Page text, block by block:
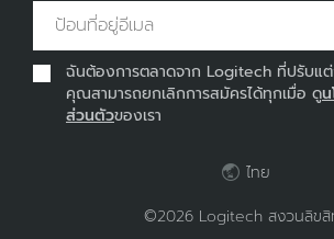
ฉันต้องการตลาดจาก Logitech ที่ปรับแต่
คุณสามารถยกเลิกการสมัครได้ทุกเมื่อ ดู
ส่วนตัวของเรา
©2026 Logitech สงวนลิข
ไทย